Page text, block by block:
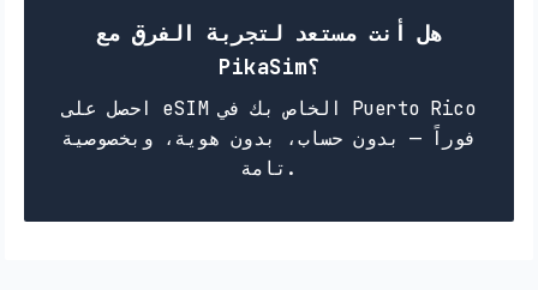
هل أنت مستعد لتجربة الفرق مع
PikaSim؟
احصل على eSIM الخاص بك في Puerto Rico
فوراً — بدون حساب، بدون هوية، وبخصوصية
تامة.